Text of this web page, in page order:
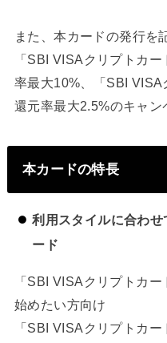
また、本カードの発行を
「SBI VISAクリプトカ
率最大10%、「SBI VISA
還元率最大2.5%のキャン
本カードの特長
利用スタイルに合わ
ード
「SBI VISAクリプトカ
始めたい方向け
「SBI VISAクリプトカ